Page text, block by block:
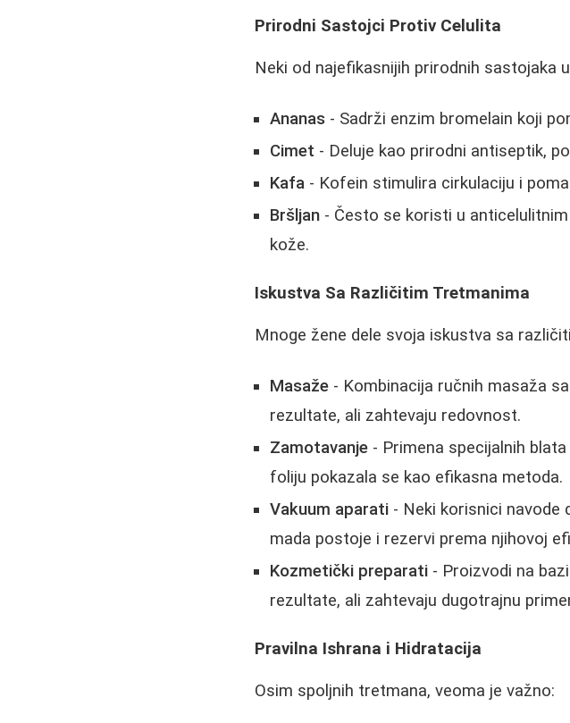
Prirodni Sastojci Protiv Celulita
Neki od najefikasnijih prirodnih sastojaka
Ananas - Sadrži enzim bromelain koji
Cimet - Deluje kao prirodni antiseptik,
Kafa - Kofein stimulira cirkulaciju i
Bršljan - Često se koristi u
kože.
Iskustva Sa Različitim Tretmanima
Mnoge žene dele svoja iskustva sa
Masaže - Kombinacija ručnih masaža
rezultate, ali zahtevaju redovnost.
Zamotavanje - Primena specijalnih
foliju pokazala se kao efikasna metoda.
Vakuum aparati - Neki korisnici navode
mada postoje i rezervi prema njihovoj
Kozmetički preparati - Proizvodi na
rezultate, ali zahtevaju dugotrajnu
Pravilna Ishrana i Hidratacija
Osim spoljnih tretmana, veoma je važno: